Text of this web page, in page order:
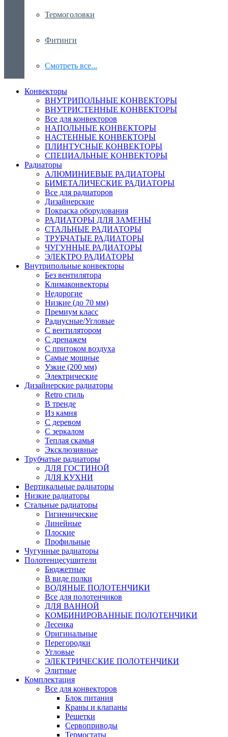
Термоголовки
Фитинги
Смотреть все...
Конвекторы
ВНУТРИПОЛЬНЫЕ КОНВЕКТОРЫ
ВНУТРИСТЕННЫЕ КОНВЕКТОРЫ
Все для конвекторов
НАПОЛЬНЫЕ КОНВЕКТОРЫ
НАСТЕННЫЕ КОНВЕКТОРЫ
ПЛИНТУСНЫЕ КОНВЕКТОРЫ
СПЕЦИАЛЬНЫЕ КОНВЕКТОРЫ
Радиаторы
АЛЮМИНИЕВЫЕ РАДИАТОРЫ
БИМЕТАЛИЧЕСКИЕ РАДИАТОРЫ
Все для радиаторов
Дизайнерские
Покраска оборудования
РАДИАТОРЫ ДЛЯ ЗАМЕНЫ
СТАЛЬНЫЕ РАДИАТОРЫ
ТРУБЧАТЫЕ РАДИАТОРЫ
ЧУГУННЫЕ РАДИАТОРЫ
ЭЛЕКТРО РАДИАТОРЫ
Внутрипольные конвекторы
Без вентилятора
Климаконвекторы
Недорогие
Низкие (до 70 мм)
Премиум класс
Радиусные/Угловые
С вентилятором
С дренажем
С притоком воздуха
Самые мощные
Узкие (200 мм)
Электрические
Дизайнерские радиаторы
Retro стиль
В тренде
Из камня
С деревом
С зеркалом
Теплая скамья
Эксклюзивные
Трубчатые радиаторы
ДЛЯ ГОСТИНОЙ
ДЛЯ КУХНИ
Вертикальные радиаторы
Низкие радиаторы
Стальные радиаторы
Гигиенические
Линейные
Плоские
Профильные
Чугунные радиаторы
Полотенцесушители
Бюджетные
В виде полки
ВОДЯНЫЕ ПОЛОТЕНЧИКИ
Все для полотенчиков
ДЛЯ ВАННОЙ
КОМБИНИРОВАННЫЕ ПОЛОТЕНЧИКИ
Лесенка
Оригинальные
Перегородки
Угловые
ЭЛЕКТРИЧЕСКИЕ ПОЛОТЕНЧИКИ
Элитные
Комплектация
Все для конвекторов
Блок питания
Краны и клапаны
Решетки
Сервоприводы
Термостаты